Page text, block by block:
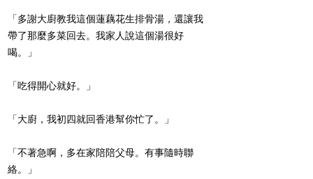
「多謝大廚教我這個蓮藕花生排骨湯，還讓我
帶了那麼多菜回去。我家人說這個湯很好
喝。」
「吃得開心就好。」
「大廚，我初四就回香港幫你忙了。」
「不著急啊，多在家陪陪父母。有事隨時聯
絡。」